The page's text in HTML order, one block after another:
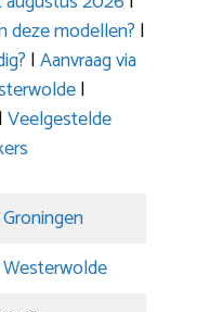
deze modellen? |
|Aanvraag via
|
|Veelgestelde
Groningen
Westerwolde